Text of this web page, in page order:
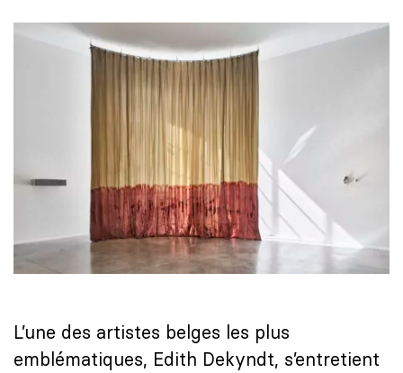
L’une des artistes belges les plus
emblématiques, Edith Dekyndt, s’entretient